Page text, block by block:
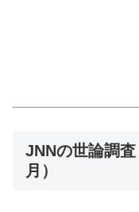
JNNの世論調
月）